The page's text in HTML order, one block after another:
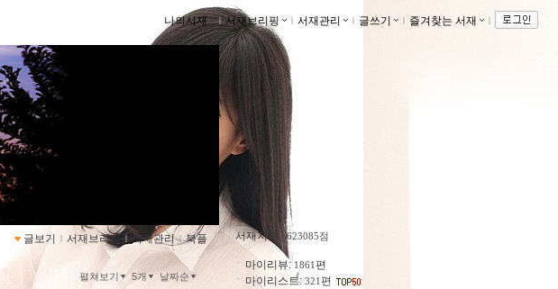
나의서재 ｌ서재브리핑 ｌ 서재관리 ｌ 글쓰기 ｌ 즐겨찾는 서재 ｌ
글보기 ｌ 서재브리핑 ｌ서재관리ｌ북플
펼쳐보기 5개 날짜순
서재지수 : 623085점
마이리뷰: 1861편
마이리스트:321편